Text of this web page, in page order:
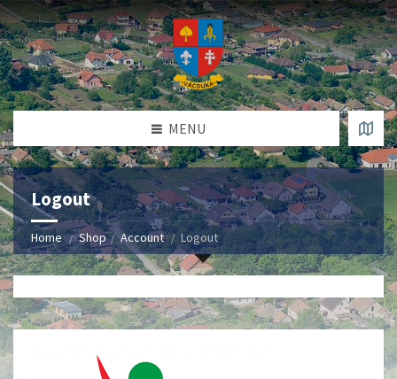
MENU
Logout
Home Shop Account Logout